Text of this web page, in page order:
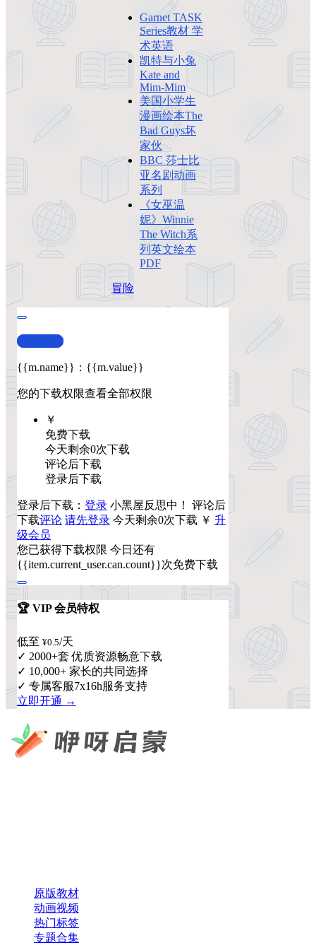
Garnet TASK
Series教材 学
术英语
凯特与小兔
Kate and
Mim-Mim
美国小学生
漫画绘本The
Bad Guys坏
家伙
BBC 莎士比
亚名剧动画
系列
《女巫温
妮》Winnie
The Witch系
列英文绘本
PDF
冒险
查看演示
{{m.name}} ： {{m.value}}
您的下载权限查看全部权限
￥
免费下载
今天剩余0次下载
评论后下载
登录后下载
登录后下载： 登录 小黑屋反思中！ 评论后
下载评论 请先登录 今天剩余0次下载 ￥ 升
级会员
您已获得下载权限 今日还有
{{item.current_user.can.count}}次免费下载
🏆 VIP 会员特权
低至 ¥0.5/天
✓ 2000+套 优质资源畅意下载
✓ 10,000+ 家长的共同选择
✓ 专属客服7x16h服务支持
立即开通 →
原版教材
动画视频
热门标签
专题合集